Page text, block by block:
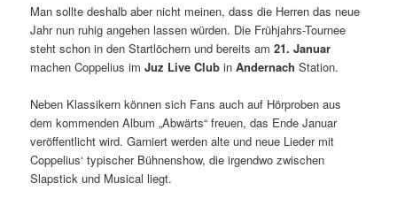
Man sollte deshalb aber nicht meinen, dass die Herren das neue
Jahr nun ruhig angehen lassen würden. Die Frühjahrs-Tournee
steht schon in den Startlöchern und bereits am21. Januar
machen Coppelius imJuz Live Club inAndernach Station.
Neben Klassikern können sich Fans auch auf Hörproben aus
dem kommenden Album „Abwärts“ freuen, das Ende Januar
veröffentlicht wird. Garniert werden alte und neue Lieder mit
Coppelius‘ typischer Bühnenshow, die irgendwo zwischen
Slapstick und Musical liegt.